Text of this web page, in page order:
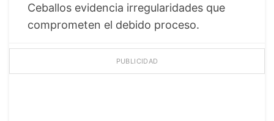
Ceballos evidencia irregularidades que
comprometen el debido proceso.
PUBLICIDAD